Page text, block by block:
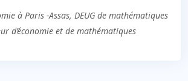
à Paris -Assas, DEUG de mathématiques
d’économie et de mathématiques